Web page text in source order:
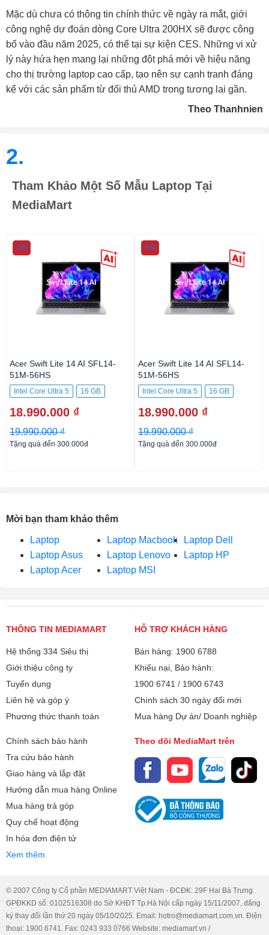
Mặc dù chưa có thông tin chính thức về ngày ra mắt, giới
công nghệ dự đoán dòng Core Ultra 200HX sẽ được công
bố vào đầu năm 2025, có thể tại sự kiện CES. Những vi xử
lý này hứa hẹn mang lại những đột phá mới về hiệu năng
cho thị trường laptop cao cấp, tạo nên sự cạnh tranh đáng
kể với các sản phẩm từ đối thủ AMD trong tương lai gần.
Theo Thanhnien
2.
Tham Khảo Một Số Mẫu Laptop Tại
MediaMart
Acer Swift Lite 14 AI SFL14-
51M-56HS
Intel Core Ultra 5
16 GB
512GB SSD
18.990.000 ₫
19.990.000 ₫
-5%
Tặng quà đến 300.000đ
Acer Swift Lite 14 AI SFL14-
51M-56HS
Intel Core Ultra 5
16 GB
512GB SSD
18.990.000 ₫
19.990.000 ₫
-5%
Tặng quà đến 300.000đ
Mời bạn tham khảo thêm
Laptop Laptop Macbook
Laptop Dell
Laptop Asus
Laptop Lenovo
Laptop HP
Laptop Acer
Laptop MSI
THÔNG TIN MEDIAMART
Hệ thống 334 Siêu thị
Giới thiệu công ty
Tuyển dụng
Liên hệ và góp ý
Phương thức thanh toán
HỖ TRỢ KHÁCH HÀNG
Bán hàng: 1900 6788
Khiếu nại, Bảo hành:
1900 6741 / 1900 6743
Chính sách 30 ngày đổi mới
Mua hàng Dự án/ Doanh nghiệp
Chính sách bảo hành
Tra cứu bảo hành
Giao hàng và lắp đặt
Hướng dẫn mua hàng Online
Mua hàng trả góp
Quy chế hoạt động
In hóa đơn điện tử
Xem thêm
Theo dõi MediaMart trên
© 2007 Công ty Cổ phần MEDIAMART Việt Nam - ĐCĐK: 29F Hai Bà Trưng.
GPĐKKD số: 0102516308 do Sở KHĐT Tp.Hà Nội cấp ngày 15/11/2007, đăng
ký thay đổi lần thứ 20 ngày 05/10/2025. Email: hotro@mediamart.com.vn. Điện
thoại: 1900 6741. Fax: 0243 933 0766 Website: mediamart.vn /